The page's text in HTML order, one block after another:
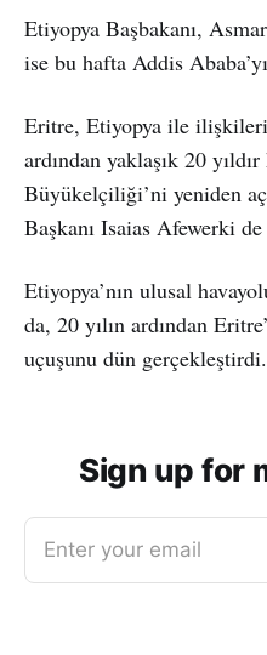
Etiyopya Başbakanı,
ise bu hafta Addis
Eritre, Etiyopya ile
ardından yaklaşık 20
Büyükelçiliği’ni yeniden
Başkanı Isaias Afewerki de
Etiyopya’nın ulusal
da, 20 yılın ardından
uçuşunu dün gerçekleştirdi.
Sign up for
Enter your email